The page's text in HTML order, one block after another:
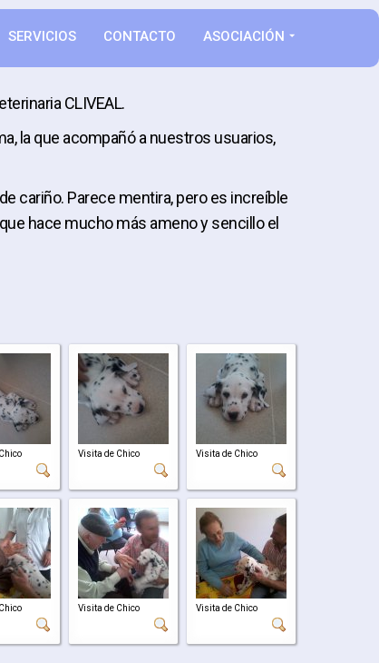
SERVICIOS CONTACTO ASOCIACIÓN
CLIVEAL.
la que acompañó a nuestros usuarios,
cariño. Parece mentira, pero es increíble
hace mucho más ameno y sencillo el
Visita de Chico Visita de Chico
Visita de Chico Visita de Chico